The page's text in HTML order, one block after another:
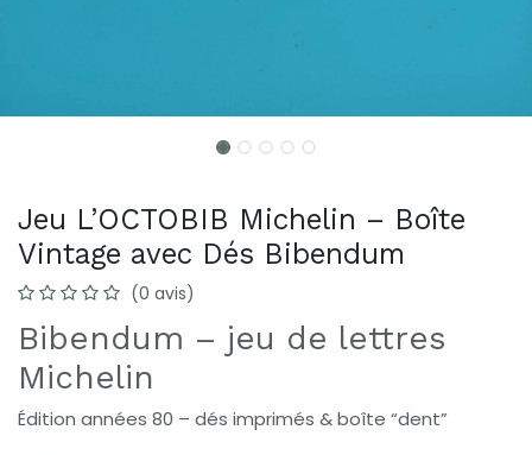
Jeu L’OCTOBIB Michelin – Boîte
Vintage avec Dés Bibendum
(0 avis)
Bibendum – jeu de lettres
Michelin
Édition années 80 – dés imprimés & boîte “dent”